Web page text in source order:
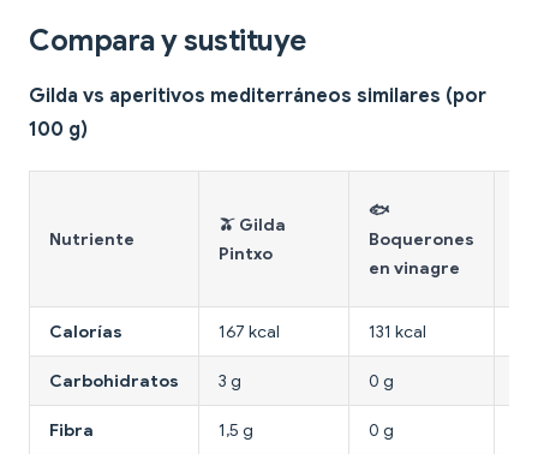
Compara y sustituye
Gilda vs aperitivos mediterráneos similares (por
100 g)
Nutriente
🫒 Gilda
Pintxo
🐟
Boquerones
en vinagre
Calorías 167 kcal 131 kcal
Carbohidratos 3 g 0 g
Fibra 1,5 g 0 g